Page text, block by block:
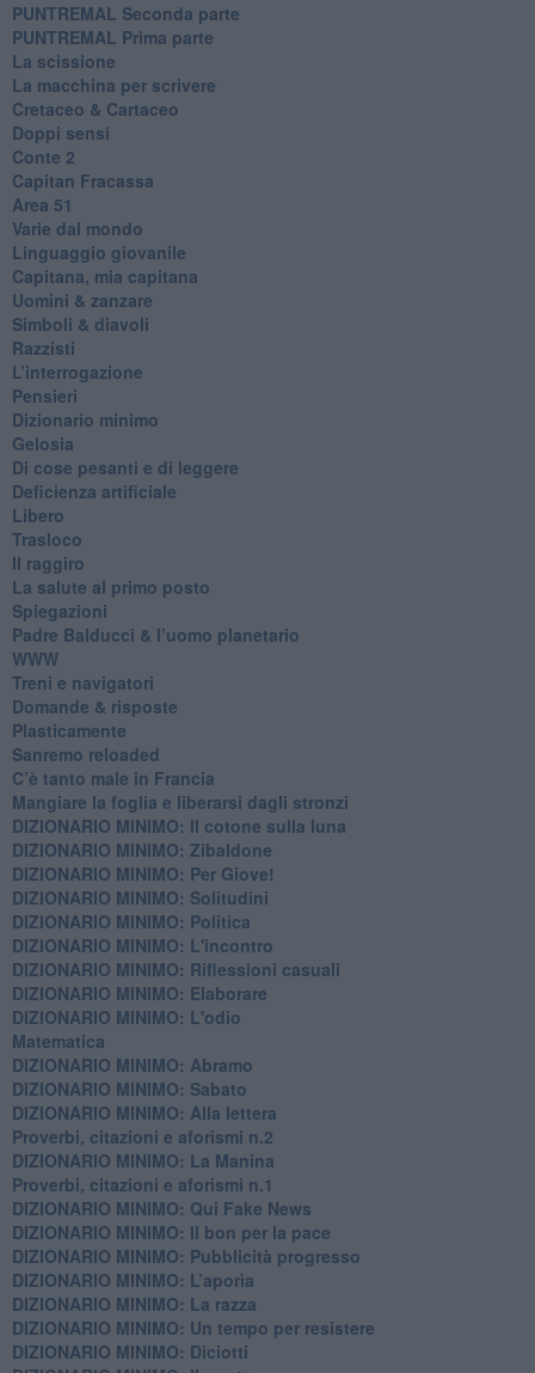
PUNTREMAL Seconda parte
​PUNTREMAL Prima parte
La scissione
La macchina per scrivere
Cretaceo & Cartaceo
Doppi sensi
​Conte 2
​Capitan Fracassa
​Area 51
Varie dal mondo
​Linguaggio giovanile
​Capitana, mia capitana
Uomini & zanzare
​Simboli & diavoli
Razzisti
​L’interrogazione
Pensieri
​Dizionario minimo
Gelosia
Di cose pesanti e di leggere
​Deficienza artificiale
Libero
Trasloco
Il raggiro
​La salute al primo posto
Spiegazioni
Padre Balducci & l’uomo planetario
WWW
​Treni e navigatori
​Domande & risposte
​Plasticamente
Sanremo reloaded
C’è tanto male in Francia
​Mangiare la foglia e liberarsi dagli stronzi
DIZIONARIO MINIMO: Il cotone sulla luna
DIZIONARIO MINIMO: Zibaldone
DIZIONARIO MINIMO: Per Giove!
DIZIONARIO MINIMO: Solitudini
DIZIONARIO MINIMO: Politica
DIZIONARIO MINIMO: L'incontro
DIZIONARIO MINIMO: Riflessioni casuali
DIZIONARIO MINIMO: Elaborare
DIZIONARIO MINIMO: L'odio
​Matematica
DIZIONARIO MINIMO: Abramo
DIZIONARIO MINIMO: Sabato
​DIZIONARIO MINIMO: Alla lettera
Proverbi, citazioni e aforismi n.2
DIZIONARIO MINIMO: La Manina
​Proverbi, citazioni e aforismi n.1
DIZIONARIO MINIMO: Qui Fake News
DIZIONARIO MINIMO: ​Il bon per la pace
DIZIONARIO MINIMO: Pubblicità progresso
DIZIONARIO MINIMO: L’aporìa
DIZIONARIO MINIMO: La razza
DIZIONARIO MINIMO: Un tempo per resistere
DIZIONARIO MINIMO: Diciotti